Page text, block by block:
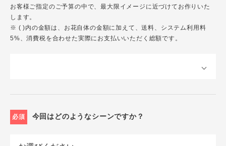
お客様ご指定のご予算の中で、最大限イメージに近づけてお作りいた
します。
※ ( )内の金額は、お花自体の金額に加えて、送料、システム利用料
5%、消費税を合わせた実際にお支払いいただく総額です。
必須 今回はどのようなシーンですか？